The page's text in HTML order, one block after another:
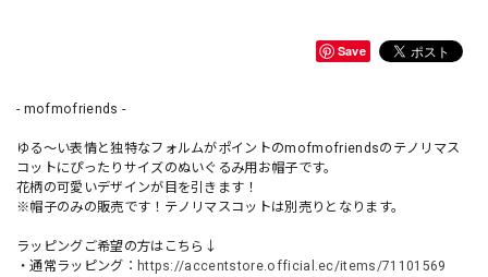
Save
- mofmofriends -
ゆる〜い表情と独特なフォルムがポイントのmofmofriendsのテノリマス
コットにぴったりサイズのぬいぐるみ用お帽子です。
花柄の可愛いデザインが目を引きます！
※帽子のみの販売です！テノリマスコットは別売りとなります。
ラッピングご希望の方はこちら↓
・通常ラッピング： https://accentstore.official.ec/items/71101569